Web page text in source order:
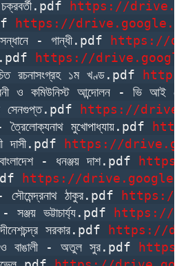
https://
https://drive.google.com/
- গান্ধী.pdf
https://
https://
রচনাসংগ্রহ ১ম খণ্ড.pdf
ও কমিউনিস্ট আন্দোলন - ভি আই
সেনগুপ্ত.pdf
https://
মুখোপাধ্যায়.pdf
দাসী.pdf
https://
- ধনঞ্জয় দাশ.pdf
https://
https://
সৌমেন্দ্রনাথ ঠাকুর.pdf
https://
সঞ্জয় ভট্টাচার্য্য.pdf
https://
সরকার.pdf
https://
ও বাঙালী - অতুল সুর.pdf
https://